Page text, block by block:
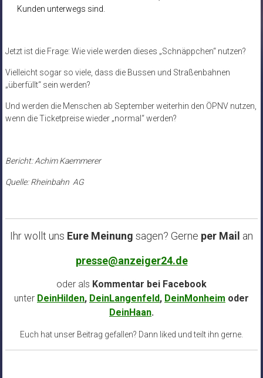
Kunden unterwegs sind.
Jetzt ist die Frage: Wie viele werden dieses „Schnäppchen“ nutzen?
Vielleicht sogar so viele, dass die Bussen und Straßenbahnen
„überfüllt“ sein werden?
Und werden die Menschen ab September weiterhin den ÖPNV nutzen,
wenn die Ticketpreise wieder „normal“ werden?
Bericht: Achim Kaemmerer
Quelle: Rheinbahn AG
Ihr wollt uns Eure Meinung sagen? Gerne per Mail an
presse@anzeiger24.de
oder als Kommentar bei Facebook
unter DeinHilden, DeinLangenfeld, DeinMonheim oder
DeinHaan.
Euch hat unser Beitrag gefallen? Dann liked und teilt ihn gerne.